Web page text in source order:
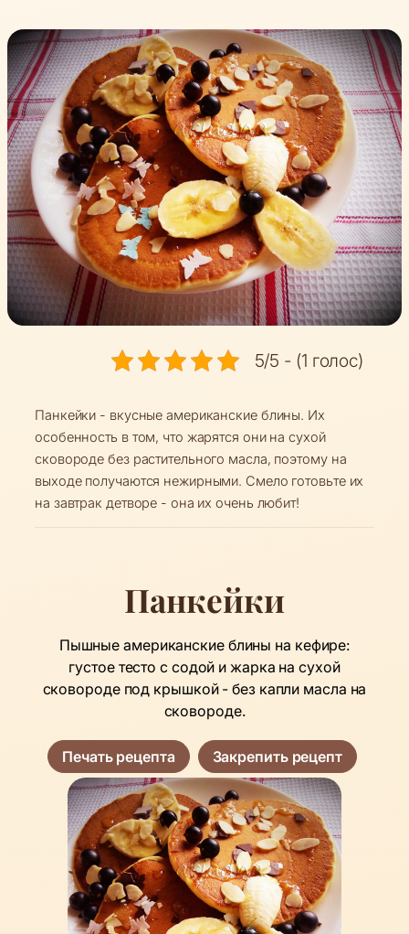
5/5 - (1 голос)
Панкейки - вкусные американские блины. Их
особенность в том, что жарятся они на сухой
сковороде без растительного масла, поэтому на
выходе получаются нежирными. Смело готовьте их
на завтрак детворе - она их очень любит!
Панкейки
Пышные американские блины на кефире:
густое тесто с содой и жарка на сухой
сковороде под крышкой - без капли масла на
сковороде.
Печать рецепта Закрепить рецепт